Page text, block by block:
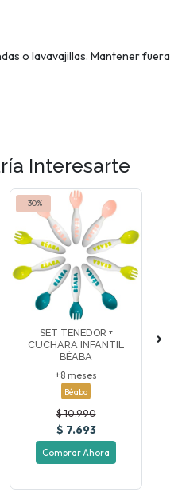
o lavavajillas. Mantener fuera
Interesarte
-30%
SET TENEDOR +
CUCHARA INFANTIL
BÉABA
+8 meses
Béaba
$ 10.990
$ 7.693
Comprar Ahora